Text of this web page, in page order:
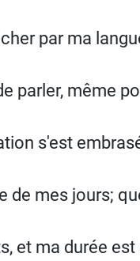
par ma
parler, même
s'est
de mes jours;
et ma durée